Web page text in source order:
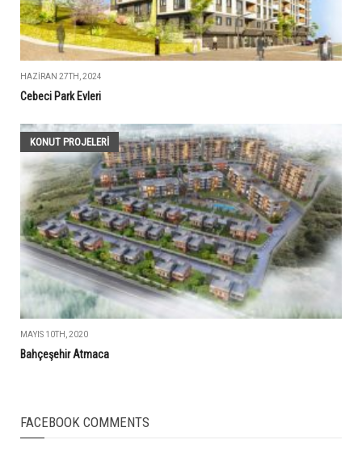
HAZIRAN 27TH, 2024
Cebeci Park Evleri
KONUT PROJELERI
MAYIS 10TH, 2020
Bahçeşehir Atmaca
FACEBOOK COMMENTS